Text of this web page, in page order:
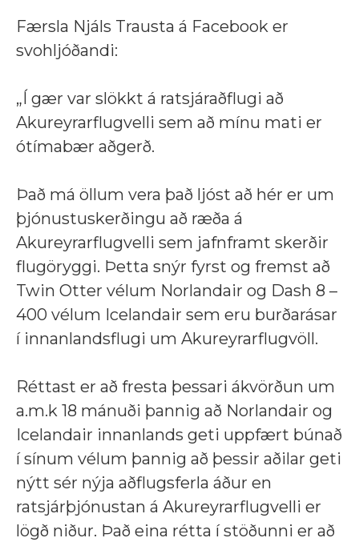
Færsla Njáls Trausta á Facebook er
svohljóðandi:
„Í gær var slökkt á ratsjáraðflugi að
Akureyrarflugvelli sem að mínu mati er
ótímabær aðgerð.
Það má öllum vera það ljóst að hér er um
þjónustuskerðingu að ræða á
Akureyrarflugvelli sem jafnframt skerðir
flugöryggi. Þetta snýr fyrst og fremst að
Twin Otter vélum Norlandair og Dash 8 –
400 vélum Icelandair sem eru burðarásar
í innanlandsflugi um Akureyrarflugvöll.
Réttast er að fresta þessari ákvörðun um
a.m.k 18 mánuði þannig að Norlandair og
Icelandair innanlands geti uppfært búnað
í sínum vélum þannig að þessir aðilar geti
nýtt sér nýja aðflugsferla áður en
ratsjárþjónustan á Akureyrarflugvelli er
lögð niður. Það eina rétta í stöðunni er að